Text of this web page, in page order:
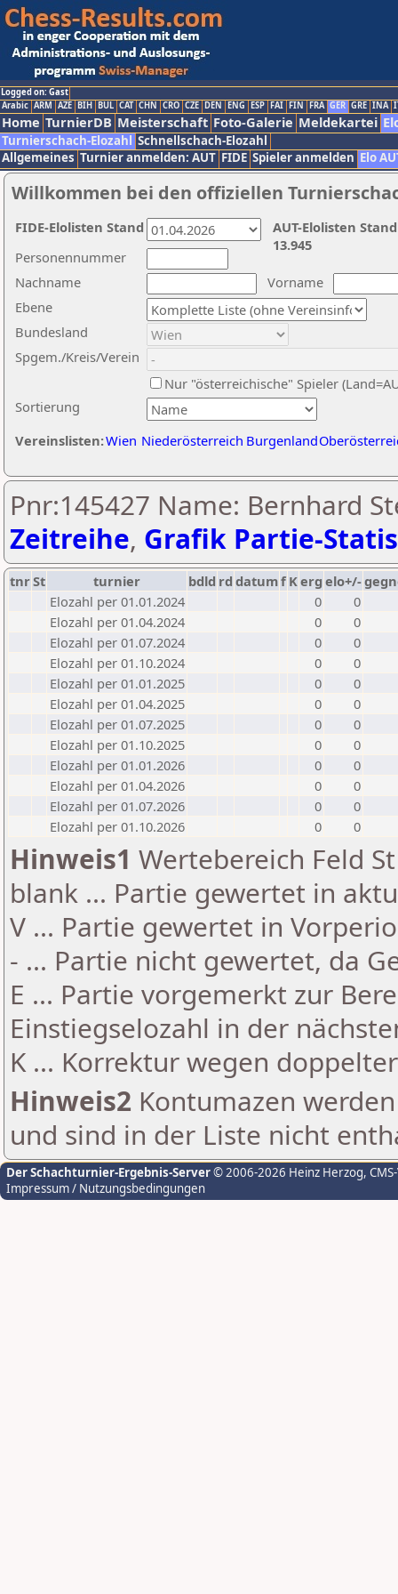
Logged on: Gast
Arabic ARM AZE BIH BUL CAT CHN CRO CZE DEN ENG ESP FAI FIN FRA GER GRE INA
Home TurnierDB Meisterschaft Foto-Galerie Meldekartei
Turnierschach-Elozahl Schnellschach-Elozahl
Allgemeines Turnier anmelden: AUT FIDE Spieler anmelden Elo
Willkommen bei den offiziellen
Nachname
Vorname
Ebene
Sortierung
Personennummer
Bundesland
Spgem./Kreis/Verein
Nur "österreichische" Spieler
Vereinslisten:Wien Niederösterreich Burgenland
AUT-Elolisten
13.945
FIDE-Elolisten Stand
Pnr:145427 Name: Bernhard
Zeitreihe, Grafik Partie-
tnrSt turnier bdld rd datumf Kerg elo+/-
Elozahl per 01.01.2024
0
0
Elozahl per 01.04.2024
0
0
Elozahl per 01.07.2024
0
0
Elozahl per 01.10.2024
0
0
Elozahl per 01.01.2025
0
0
Elozahl per 01.04.2025
0
0
Elozahl per 01.07.2025
0
0
Elozahl per 01.10.2025
0
0
Elozahl per 01.01.2026
0
0
Elozahl per 01.04.2026
0
0
Elozahl per 01.07.2026
0
0
Elozahl per 01.10.2026
0 0
Hinweis1 Wertebereich Feld
blank ... Partie gewertet in
V ... Partie gewertet in
- ... Partie nicht gewertet, da
E ... Partie vorgemerkt zur
Einstiegselozahl in der
K ... Korrektur wegen
Hinweis2 Kontumazen
und sind in der Liste nicht
Der Schachturnier-Ergebnis-Server© 2006-2026 Heinz Herzog,
Impressum / Nutzungsbedingungen